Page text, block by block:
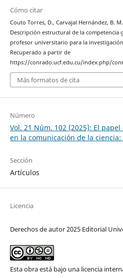
Cómo citar
Couto Torres, D., Carvajal Hernández, B.
Descripción estructural de la
profesor universitario para la
Recuperado a partir de
https://conrado.ucf.edu.cu/index.php/
Más formatos de cita
Número
Vol. 21 Núm. 102 (2025): El
en la comunicación de la
Sección
Artículos
Licencia
Derechos de autor 2025 Editorial
Esta obra está bajo una licencia